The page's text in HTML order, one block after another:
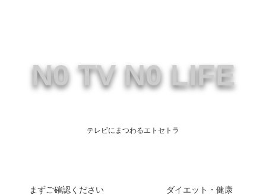
N0 TV N0 LIFE
テレビにまつわるエトセトラ
まずご確認ください ダイエット・健康